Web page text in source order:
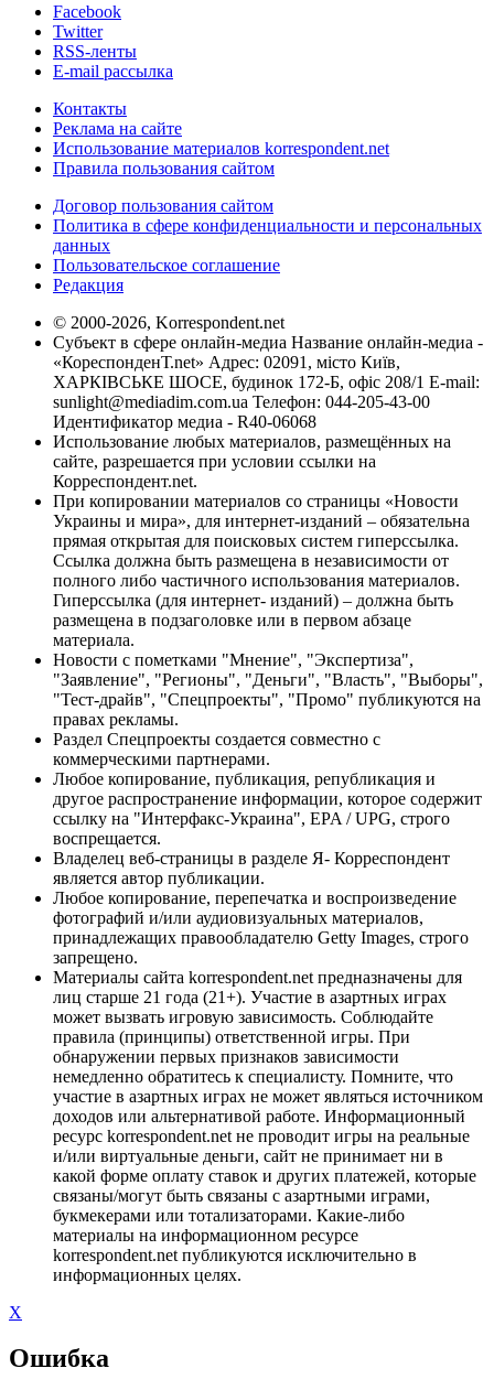
Facebook
Twitter
RSS-ленты
E-mail рассылка
Контакты
Реклама на сайте
Использование материалов korrespondent.net
Правила пользования сайтом
Договор пользования сайтом
Политика в сфере конфиденциальности и персональных
данных
Пользовательское соглашение
Редакция
© 2000-2026, Korrespondent.net
Субъект в сфере онлайн-медиа Название онлайн-медиа -
«КореспонденТ.net» Адрес: 02091, місто Київ,
ХАРКІВСЬКЕ ШОСЕ, будинок 172-Б, офіс 208/1 E-mail:
sunlight@mediadim.com.ua Телефон: 044-205-43-00
Идентификатор медиа - R40-06068
Использование любых материалов, размещённых на
сайте, разрешается при условии ссылки на
Корреспондент.net.
При копировании материалов со страницы «Новости
Украины и мира», для интернет-изданий – обязательна
прямая открытая для поисковых систем гиперссылка.
Ссылка должна быть размещена в независимости от
полного либо частичного использования материалов.
Гиперссылка (для интернет- изданий) – должна быть
размещена в подзаголовке или в первом абзаце
материала.
Новости с пометками "Мнение", "Экспертиза",
"Заявление", "Регионы", "Деньги", "Власть", "Выборы",
"Тест-драйв", "Спецпроекты", "Промо" публикуются на
правах рекламы.
Раздел Спецпроекты создается совместно с
коммерческими партнерами.
Любое копирование, публикация, републикация и
другое распространение информации, которое содержит
ссылку на "Интерфакс-Украина", EPA / UPG, строго
воспрещается.
Владелец веб-страницы в разделе Я- Корреспондент
является автор публикации.
Любое копирование, перепечатка и воспроизведение
фотографий и/или аудиовизуальных материалов,
принадлежащих правообладателю Getty Images, строго
запрещено.
Материалы сайта korrespondent.net предназначены для
лиц старше 21 года (21+). Участие в азартных играх
может вызвать игровую зависимость. Соблюдайте
правила (принципы) ответственной игры. При
обнаружении первых признаков зависимости
немедленно обратитесь к специалисту. Помните, что
участие в азартных играх не может являться источником
доходов или альтернативой работе. Информационный
ресурс korrespondent.net не проводит игры на реальные
и/или виртуальные деньги, сайт не принимает ни в
какой форме оплату ставок и других платежей, которые
связаны/могут быть связаны с азартными играми,
букмекерами или тотализаторами. Какие-либо
материалы на информационном ресурсе
korrespondent.net публикуются исключительно в
информационных целях.
X
Ошибка